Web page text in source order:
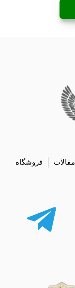
مقالات فروشگاه